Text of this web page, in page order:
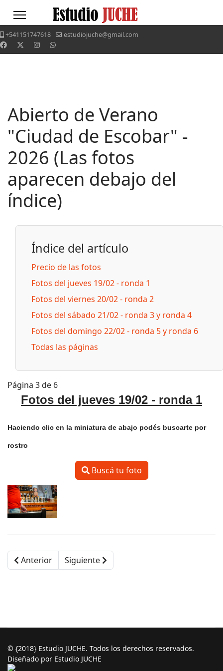
+541151747618 estudiojuche@gmail.com
Abierto de Verano
"Ciudad de Escobar" -
2026 (Las fotos
aparecen debajo del
índice)
Índice del artículo
Precio de las fotos
Fotos del jueves 19/02 - ronda 1
Fotos del viernes 20/02 - ronda 2
Fotos del sábado 21/02 - ronda 3 y ronda 4
Fotos del domingo 22/02 - ronda 5 y ronda 6
Todas las páginas
Página 3 de 6
Fotos del jueves 19/02 - ronda 1
Haciendo clic en la miniatura de abajo podés buscarte por
rostro
Buscá tu foto
Anterior Siguiente
© {2018} Estudio JUCHE. Todos los derechos reservados.
Diseñado por Estudio JUCHE